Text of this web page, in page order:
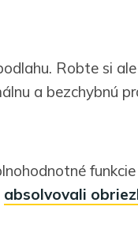
Robte si
a bezchybnú
absolvovali